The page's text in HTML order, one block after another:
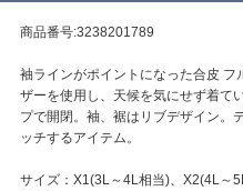
商品番号:3238201789
袖ラインがポイントになった合皮
ザーを使用し、天候を気にせず着て
プで開閉。袖、裾はリブデザイン。
ッチするアイテム。
サイズ：X1(3L～4L相当)、X2(4L～